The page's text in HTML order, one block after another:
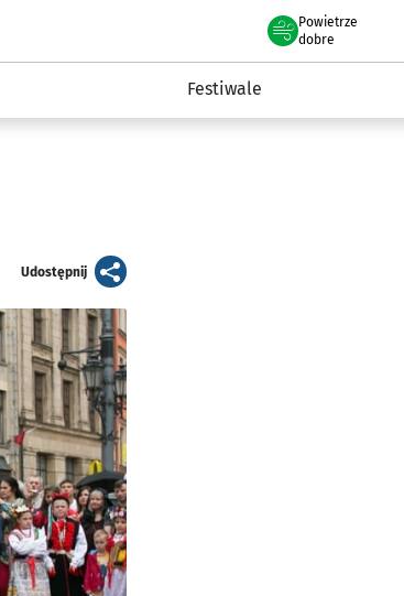
Powietrze
we Wrocławiu
dobre
Festiwale
Udostępnijartykuł